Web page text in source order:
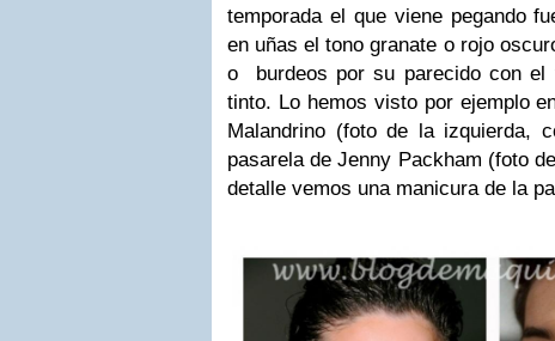
temporada el que viene pegando
en uñas el tono granate o rojo
o burdeos por su parecido con el
tinto. Lo hemos visto por ejemplo
Malandrino (foto de la izquierda,
pasarela de Jenny Packham (foto
detalle vemos una manicura de la